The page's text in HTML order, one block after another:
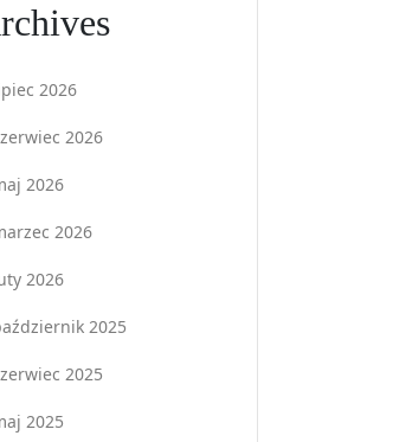
2026
2026
2026
2026
2026
2025
2025
2025